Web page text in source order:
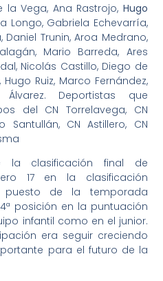
la Vega, Ana Rastrojo, Hugo
Longo, Gabriela Echevarría,
Daniel Trunin, Aroa Medrano,
Mario Barreda, Ares
Nicolás Castillo, Diego de
Ruiz, Marco Fernández,
Deportistas que
del CN Torrelavega, CN
Santullán, CN Astillero, CN
la clasificación final de
17 en la clasificación
puesto de la temporada
posición en la puntuación
infantil como en el junior.
era seguir creciendo
para el futuro de la